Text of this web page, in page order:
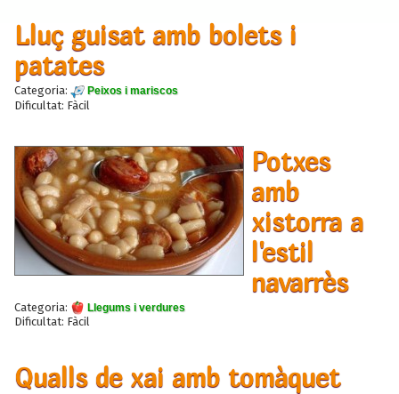
Lluç guisat amb bolets i
patates
Categoria: Peixos i mariscos
Dificultat: Fàcil
Potxes
amb
xistorra a
l'estil
navarrès
Categoria: Llegums i verdures
Dificultat: Fàcil
Qualls de xai amb tomàquet